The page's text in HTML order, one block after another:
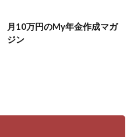
月10万円のMy年金作成マガ
ジン